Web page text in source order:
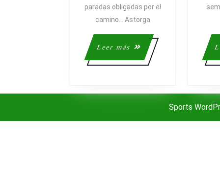
paradas obligadas por el
camino… Astorga
Leer más
Leer
más
Sports